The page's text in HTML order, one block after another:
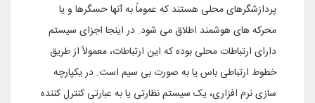
پردازشگرهاى محلى هستند که عموماً به آنها حسگرها و یا
محرکه هاى هوشمند اطلاق مى شود. در اینجا اجزاى سیستم
داراى ارتباطات محلى بوده که این ارتباطات، معمولاً از طریق
خطوط ارتباطى باس یا به صورت بى سیم است. در یکپارچه
سازى نرم افزارى، یک سیستم نظارتى یا به عبارتى کنترل کننده